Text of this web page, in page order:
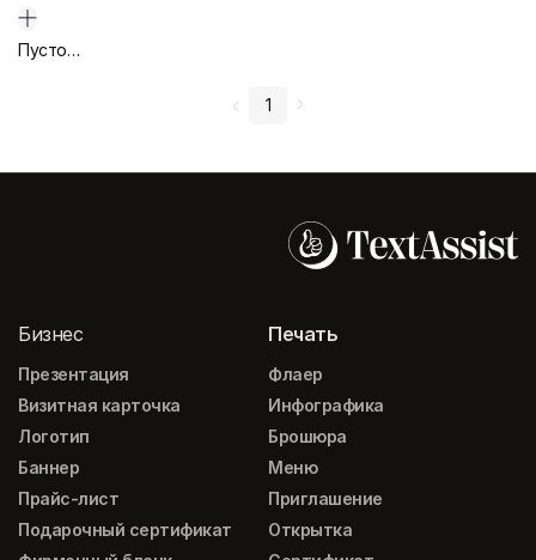
Пустой дизайн-макет
1
Бизнес
Презентация
Визитная карточка
Логотип
Баннер
Прайс-лист
Подарочный сертификат
Печать
Флаер
Инфографика
Брошюра
Меню
Приглашение
Открытка